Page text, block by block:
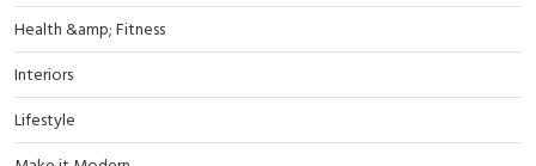
Health &amp; Fitness
Interiors
Lifestyle